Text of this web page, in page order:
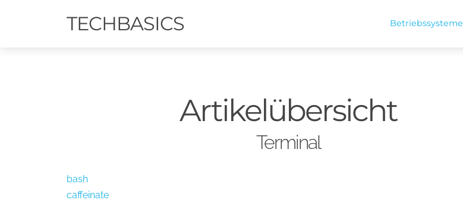
TECHBASICS Betriebssysteme
Artikelübersicht
Terminal
bash
caffeinate